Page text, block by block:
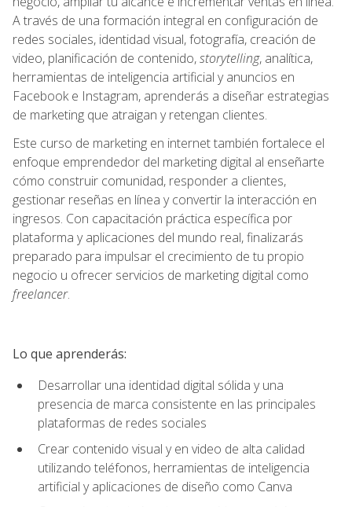
A través de una formación integral en configuración de
redes sociales, identidad visual, fotografía, creación de
video, planificación de contenido,storytelling, analítica,
herramientas de inteligencia artificial y anuncios en
Facebook e Instagram, aprenderás a diseñar estrategias
de marketing que atraigan y retengan clientes.
Este curso de marketing en internet también fortalece el
enfoque emprendedor del marketing digital al enseñarte
cómo construir comunidad, responder a clientes,
gestionar reseñas en línea y convertir la interacción en
ingresos. Con capacitación práctica específica por
plataforma y aplicaciones del mundo real, finalizarás
preparado para impulsar el crecimiento de tu propio
negocio u ofrecer servicios de marketing digital como
freelancer.
Lo que aprenderás:
Desarrollar una identidad digital sólida y una
presencia de marca consistente en las principales
plataformas de redes sociales
Crear contenido visual y en video de alta calidad
utilizando teléfonos, herramientas de inteligencia
artificial y aplicaciones de diseño como Canva